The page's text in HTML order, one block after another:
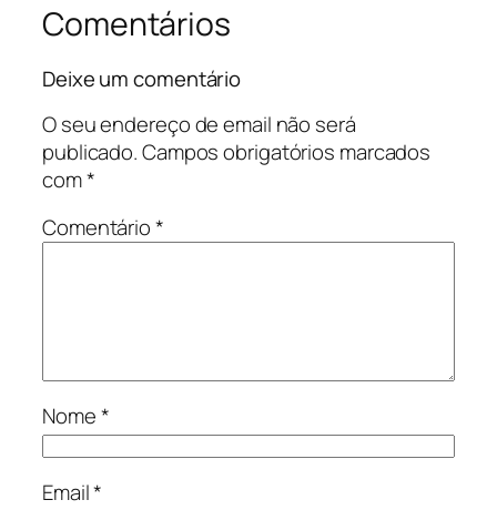
Comentários
Deixe um comentário
O seu endereço de email não será
publicado.Campos obrigatórios marcados
com*
Comentário*
Nome*
Email*